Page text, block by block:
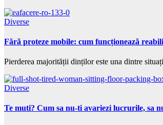
Diverse
Fără proteze mobile: cum funcționează
Pierderea majorității dinților este una dintre
Diverse
Te muti? Cum sa nu-ti avariezi lucrurile, sa